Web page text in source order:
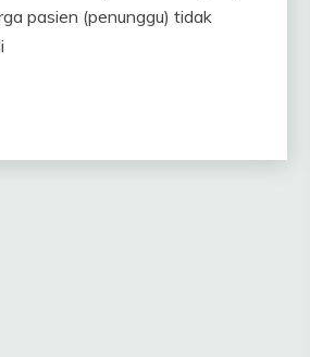
pasien (penunggu) tidak